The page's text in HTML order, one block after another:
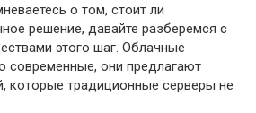
о том, стоит ли
решение, давайте разберемся с
этого шаг. Облачные
современные, они предлагают
которые традиционные серверы не